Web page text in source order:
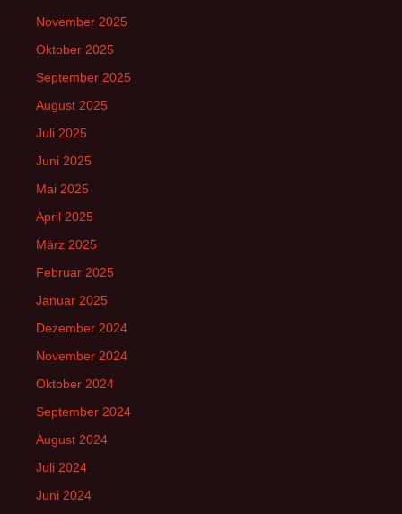
November 2025
Oktober 2025
September 2025
August 2025
Juli 2025
Juni 2025
Mai 2025
April 2025
März 2025
Februar 2025
Januar 2025
Dezember 2024
November 2024
Oktober 2024
September 2024
August 2024
Juli 2024
Juni 2024